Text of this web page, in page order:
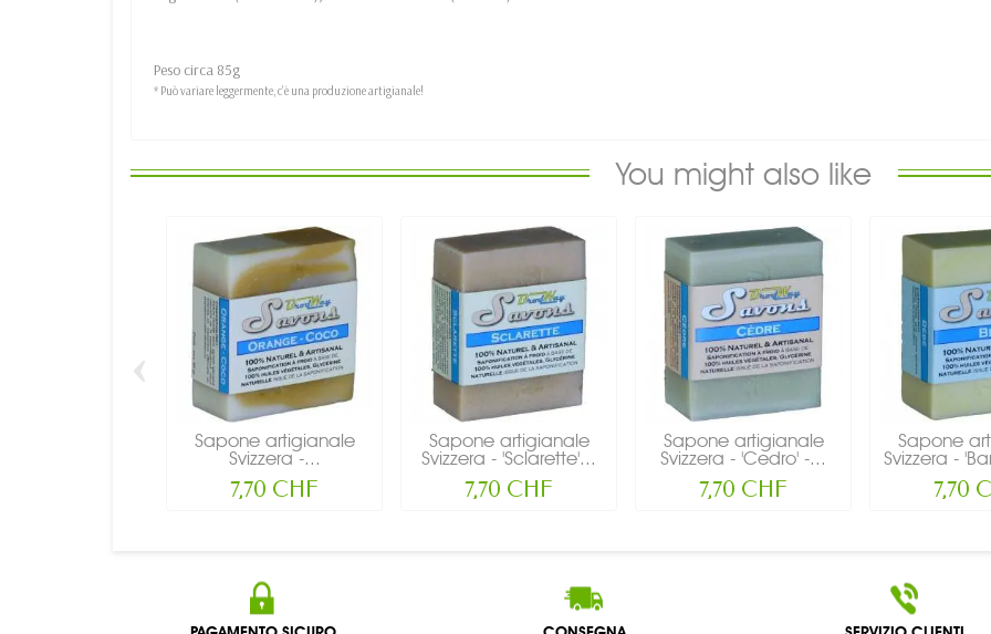
Peso circa 85g
* Può variare leggermente, c'è una produzione artigianale!
You might also like
Sapone artigianale
Svizzera -...
7,70 CHF
Sapone artigianale
Svizzera - 'Sclarette'...
7,70 CHF
Sapone artigianale
Svizzera - 'Cedro' -...
7,70 CHF
Sapone
Svizzera -
7,70
‹